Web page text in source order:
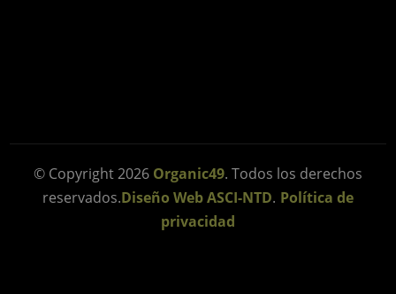
© Copyright 2026 Organic49. Todos los derechos
reservados.Diseño Web ASCI-NTD. Política de
privacidad